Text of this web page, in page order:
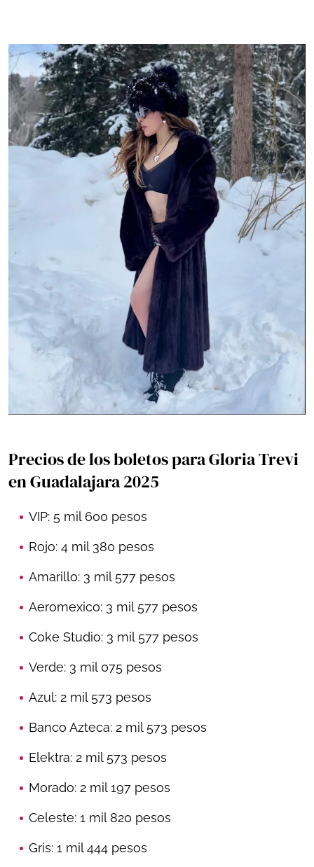
Precios de los boletos para Gloria Trevi
en Guadalajara 2025
VIP: 5 mil 600 pesos
Rojo: 4 mil 380 pesos
Amarillo: 3 mil 577 pesos
Aeromexico: 3 mil 577 pesos
Coke Studio: 3 mil 577 pesos
Verde: 3 mil 075 pesos
Azul: 2 mil 573 pesos
Banco Azteca: 2 mil 573 pesos
Elektra: 2 mil 573 pesos
Morado: 2 mil 197 pesos
Celeste: 1 mil 820 pesos
Gris: 1 mil 444 pesos